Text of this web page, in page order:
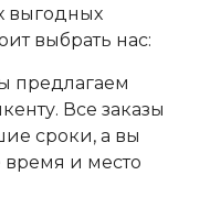
выгодных
выбрать нас:
предлагаем
Все заказы
сроки, а вы
время и место